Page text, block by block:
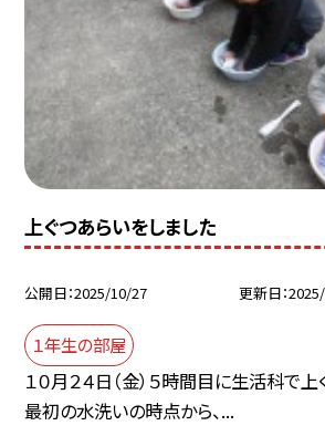
上ぐつあらいをしました
公開日 2025/10/27 更新日
１年生の部屋
１０月２４日（金）５時間目に生活科で上
最初の水洗いの時点から、...